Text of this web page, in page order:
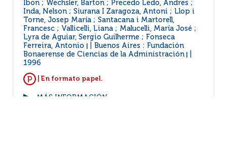
Ibon ; Wechsler, Barton ; Precedo Ledo, Andres ;
Inda, Nelson ; Siurana I Zaragoza, Antoni ; Llop i
Torne, Josep María ; Santacana i Martorell,
Francesc ; Vallicelli, Liana ; Malucelli, María José ;
Lyra de Aguiar, Sergio Guilherme ; Fonseca
Ferreira, Antonio
Buenos Aires : Fundación
Bonaerense de Ciencias de la Administración
1996
| En formato papel.
MÁS INFORMACIÓN...